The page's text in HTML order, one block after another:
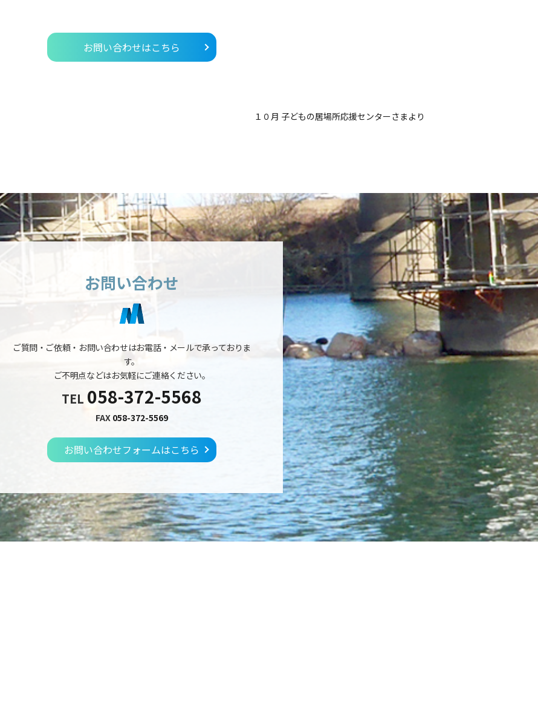
お問い合わせはこちら
１０月 子どもの居場所応援センターさまより
お問い合わせ
ご質問・ご依頼・お問い合わせはお電話・メールで承っておりま
す。
ご不明点などはお気軽にご連絡ください。
TEL 058-372-5568
FAX 058-372-5569
お問い合わせフォームはこちら